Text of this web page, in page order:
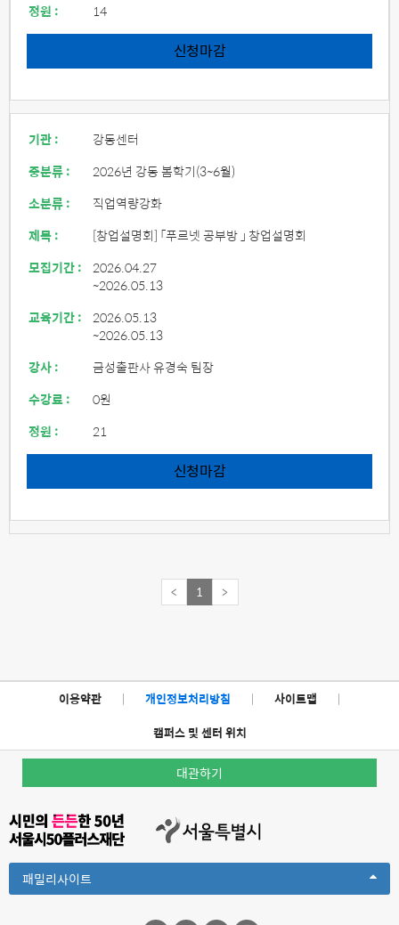
정원 :
14
신청마감
기관 :
강동센터
중분류 :
2026년 강동 봄학기(3~6월)
소분류 :
직업역량강화
제목 :
[창업설명회] 「푸르넷 공부방 」 창업설명회
모집기간 : 2026.04.27
~2026.05.13
교육기간 : 2026.05.13
~2026.05.13
강사 :
금성출판사 유경숙 팀장
수강료 :
0원
정원 :
21
신청마감
< 1 >
이용약관 | 개인정보처리방침 | 사이트맵
|
캠퍼스 및 센터 위치
대관하기
패밀리사이트Toggle
Dropdown